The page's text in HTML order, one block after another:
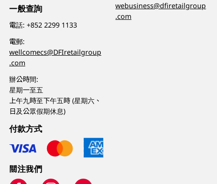
一般查詢
電話:+852 2299 1133
電郵:
wellcomecs@DFIretailgroup
.com
辦公時間:
星期一至五
上午九時至下午五時 (星期六、
日及公眾假期休息)
webusiness@dfiretailgroup
.com
付款方式
關注我們